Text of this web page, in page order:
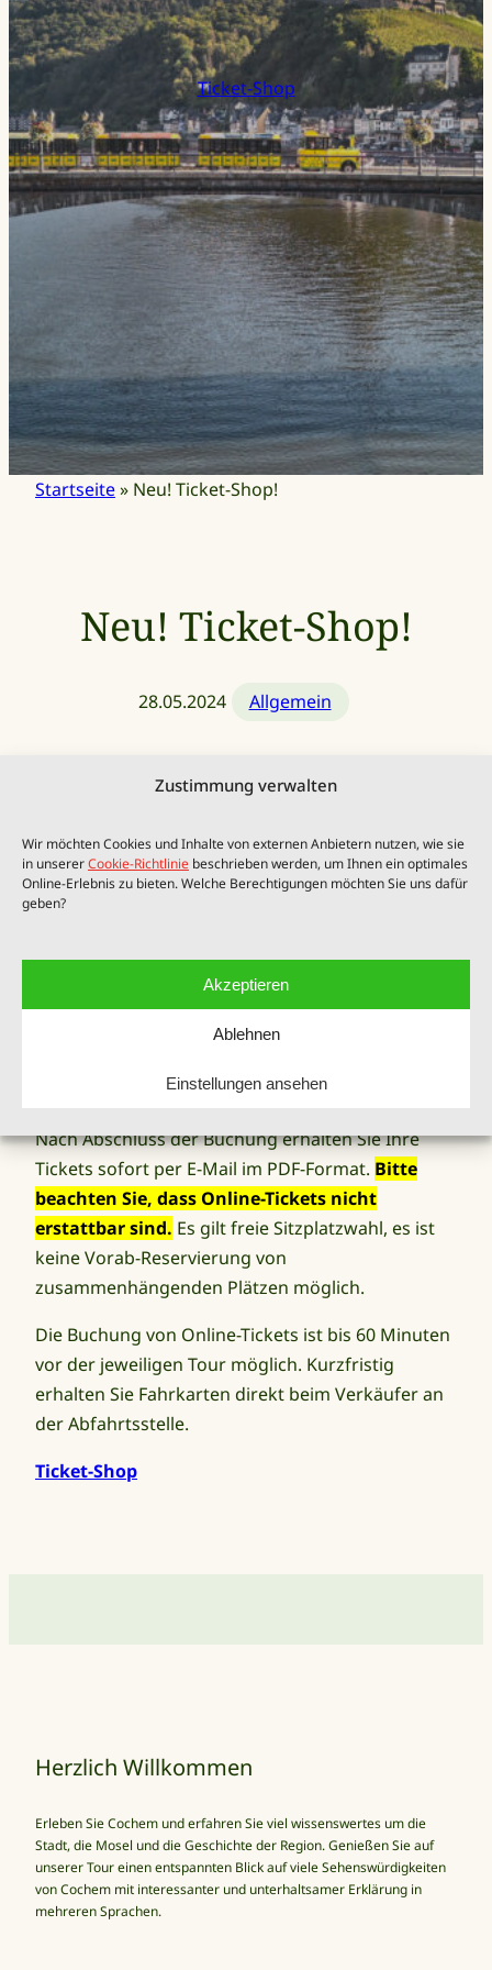
Zustimmung verwalten
Wir möchten Cookies und Inhalte von externen Anbietern nutzen, wie sie
in unsererCookie-Richtlinie beschrieben werden, um Ihnen ein optimales
Online-Erlebnis zu bieten. Welche Berechtigungen möchten Sie uns dafür
geben?
Akzeptieren
Ablehnen
Einstellungen ansehen
Ticket-Shop
Startseite» Neu! Ticket-Shop!
Neu! Ticket-Shop!
28.05.2024 Allgemein
Buchen Sie jetzt Ihre Tickets
online.
ganz einfach von zu Hause aus Ihre Plätze für
für Gruppen von bis zu 10 Personen möglich, und
(PayPal, Mastercard, American Express & Visa)
Nach Abschluss der Buchung erhalten Sie Ihre
Tickets sofort per E-Mail im PDF-Format. Bitte
beachten Sie, dass Online-Tickets nicht
erstattbar sind. Es gilt freie Sitzplatzwahl, es ist
keine Vorab-Reservierung von
zusammenhängenden Plätzen möglich.
Die Buchung von Online-Tickets ist bis 60 Minuten
vor der jeweiligen Tour möglich. Kurzfristig
erhalten Sie Fahrkarten direkt beim Verkäufer an
der Abfahrtsstelle.
Ticket-Shop
Herzlich Willkommen
Erleben Sie Cochem und erfahren Sie viel wissenswertes um die
Stadt, die Mosel und die Geschichte der Region. Genießen Sie auf
unserer Tour einen entspannten Blick auf viele Sehenswürdigkeiten
von Cochem mit interessanter und unterhaltsamer Erklärung in
mehreren Sprachen.